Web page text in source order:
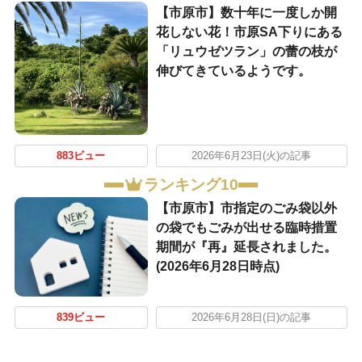
【市原市】数十年に一度しか開
花しない花！市原SA下りにある
「リュウゼツラン」の蕾の枝が
伸びてきているようです。
883ビュー 2026年6月23日(火)の記事
ランキング10
【市原市】市指定のごみ袋以外
の袋でもごみが出せる臨時措置
期間が『再』延長されました。
(2026年6月28日時点)
839ビュー 2026年6月28日(日)の記事